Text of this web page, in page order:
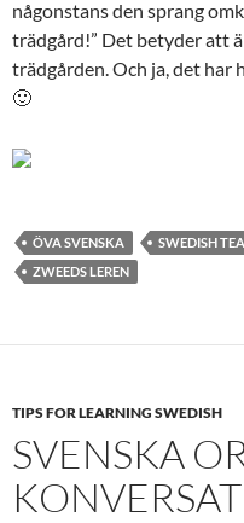
någonstans den sprang
trädgård!” Det betyder att
trädgården. Och ja, det har
🙂
ÖVA SVENSKA SWEDISH
ZWEEDS LEREN
TIPS FOR LEARNING SWEDISH
SVENSKA